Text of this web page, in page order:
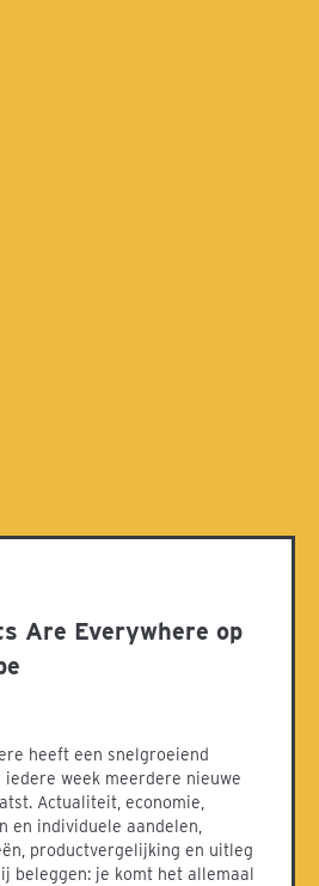
op YouTube
Are Everywhere op
heeft een snelgroeiend
iedere week meerdere nieuwe
Actualiteit, economie,
en individuele aandelen,
productvergelijking en uitleg
beleggen: je komt het allemaal